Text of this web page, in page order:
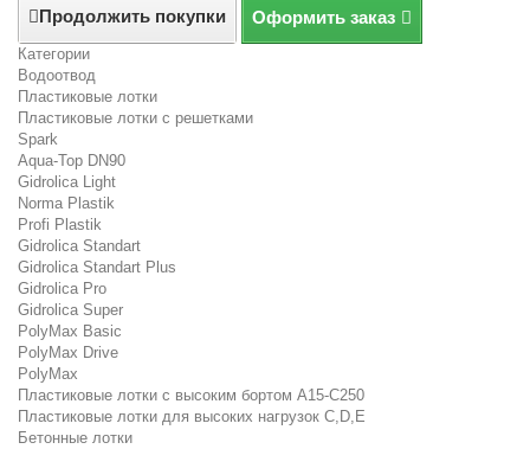
Продолжить покупки Оформить заказ
Категории
Водоотвод
Пластиковые лотки
Пластиковые лотки с решетками
Spark
Aqua-Top DN90
Gidrolica Light
Norma Plastik
Profi Plastik
Gidrolica Standart
Gidrolica Standart Plus
Gidrolica Pro
Gidrolica Super
PolyMax Basic
PolyMax Drive
PolyMax
Пластиковые лотки с высоким бортом А15-C250
Пластиковые лотки для высоких нагрузок C,D,E
Бетонные лотки